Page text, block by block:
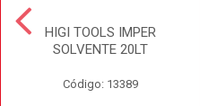
HIGI TOOLS IMPER
SOLVENTE 20LT
Código: 13389